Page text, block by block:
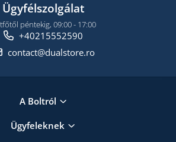
Ügyfélszolgálat
péntekig, 09:00 - 17:00
+40215552590
contact@dualstore.ro
A Boltról
Ügyfeleknek